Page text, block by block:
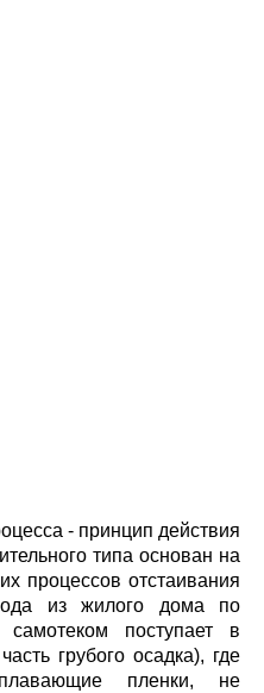
- принцип действия
типа основан на
процессов отстаивания
из жилого дома по
самотеком поступает в
грубого осадка), где
пленки, не